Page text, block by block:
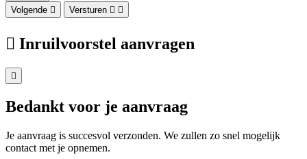
Volgende
Versturen
Inruilvoorstel aanvragen
Bedankt voor je aanvraag
Je aanvraag is succesvol verzonden. We zullen zo snel mogelijk
contact met je opnemen.